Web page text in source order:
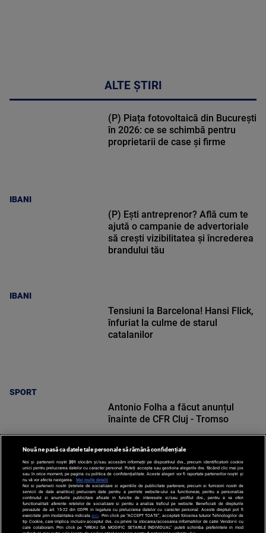
ALTE ȘTIRI
IBANI
(P) Piața fotovoltaică din București
în 2026: ce se schimbă pentru
proprietarii de case și firme
IBANI
(P) Ești antreprenor? Află cum te
ajută o campanie de advertoriale
să crești vizibilitatea și încrederea
brandului tău
SPORT
Tensiuni la Barcelona! Hansi Flick,
înfuriat la culme de starul
catalanilor
SPORT
Antonio Folha a făcut anunțul
înainte de CFR Cluj - Tromso
Nouă ne pasă ca datele tale personale să rămână confidențiale
Noi și partenerii noștri 201 stocăm și/sau accesăm informații pe dispozitivul dvs., precum identificatorii cookie
unici pentru prelucrarea datelor cu caracter personal. Puteți accepta sau gestiona alegerile dvs. făcând clic mai jos
sau în orice moment, pe pagina cu politica de confidențialitate. Aceste alegeri vor fi raportate partenerilor noștri și
nu vă vor afecta navigarea.
Mai multe detalii
Noi si partenerii nostri (retelele de socializare si agentiile de publicitate partenere, precum si furnizorii nostri de
servicii de date analitice) prelucram date pentru a permite website-ului sa functioneze, pentru a personaliza
continutul si anunturile publicitare afisate in functie de interesele si/sau profilul dvs., pentru a va oferi
functionalitati aferente retelelor de socializare si pentru a analiza traficul pe website. Beneficiati de drepturile
prevazute de art. 15-22 din GDPR in legatura cu prelucrarea datelor cu caracter personal. Aceste drepturi pot fi
exercitate prin modalitatea indicataaici . Prin click pe “ACCEPT TOATE”, acceptati folosirea tuturor Tehnologiilor de
tip Cookie, care implica inclusiv acceptul dvs. cu privire la stocarea/accesarea informatiilor de catre Vendor-ii cu
care colaboram. Prin click pe “VREAU SA MODIFIC SETARILE INDIVIDUAL” puteti schimba preferintele in mod